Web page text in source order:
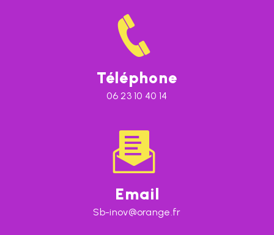
Téléphone
06 23 10 40 14
Email
sb-inov@orange.fr